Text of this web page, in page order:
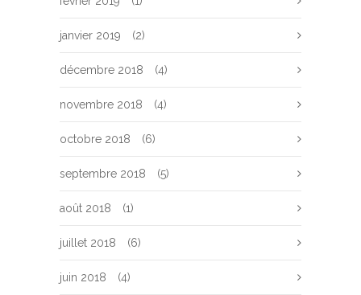
janvier 2019 (2)
décembre 2018 (4)
novembre 2018 (4)
octobre 2018 (6)
septembre 2018 (5)
août 2018 (1)
juillet 2018 (6)
juin 2018 (4)